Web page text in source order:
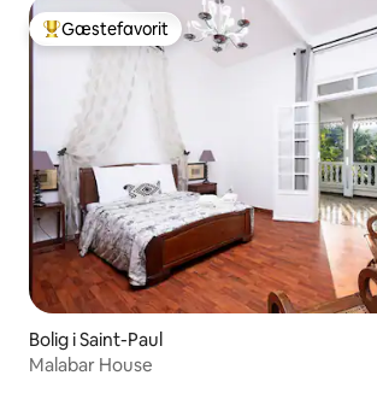
Bedste gæstefavorit
Gæstefavorit
Bolig i Saint-Paul
Malabar House